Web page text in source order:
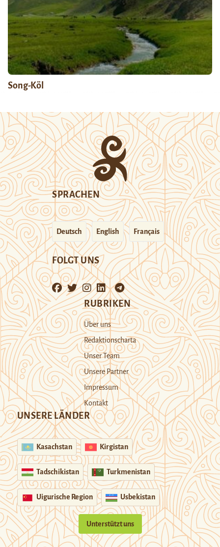
Song-Köl
SPRACHEN
Deutsch English Français
FOLGT UNS
RUBRIKEN
Über uns
Redaktionscharta
Unser Team
Unsere Partner
Impressum
Kontakt
UNSERE LÄNDER
Kasachstan Kirgistan
Tadschikistan Turkmenistan
Uigurische Region Usbekistan
Unterstützt uns